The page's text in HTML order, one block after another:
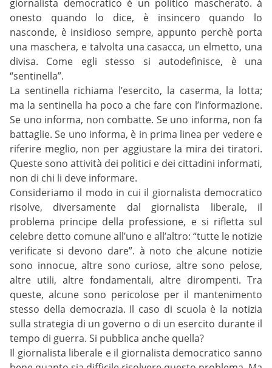
giornalista democratico è un politico mascherato. à
onesto quando lo dice, è insincero quando lo
nasconde, è insidioso sempre, appunto perchè porta
una maschera, e talvolta una casacca, un elmetto, una
divisa. Come egli stesso si autodefinisce, è una
“sentinella”.
La sentinella richiama l’esercito, la caserma, la lotta;
ma la sentinella ha poco a che fare con l’informazione.
Se uno informa, non combatte. Se uno informa, non fa
battaglie. Se uno informa, è in prima linea per vedere e
riferire meglio, non per aggiustare la mira dei tiratori.
Queste sono attività dei politici e dei cittadini informati,
non di chi li deve informare.
Consideriamo il modo in cui il giornalista democratico
risolve, diversamente dal giornalista liberale, il
problema principe della professione, e si rifletta sul
celebre detto comune all’uno e all’altro: “tutte le notizie
verificate si devono dare”. à noto che alcune notizie
sono innocue, altre sono curiose, altre sono pelose,
altre utili, altre fondamentali, altre dirompenti. Tra
queste, alcune sono pericolose per il mantenimento
stesso della democrazia. Il caso di scuola è la notizia
sulla strategia di un governo o di un esercito durante il
tempo di guerra. Si pubblica anche quella?
Il giornalista liberale e il giornalista democratico sanno